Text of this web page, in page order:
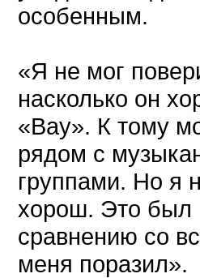
особенным.
«Я не мог
насколько он
«Вау». К тому
рядом с
группами. Но я
хорош. Это был
сравнению со
меня поразил».